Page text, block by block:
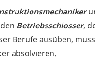
Betriebsschlosser,
Berufe ausüben,
absolvieren.